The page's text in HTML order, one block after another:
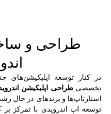
طراحی و
در کنار توسعه اپلیکیشن‌های
تخصصیطراحی اپلیکیشن
استارتاپ‌ها و برندهای در حال
توسعه اپ اندرویدی با تمرکز بر